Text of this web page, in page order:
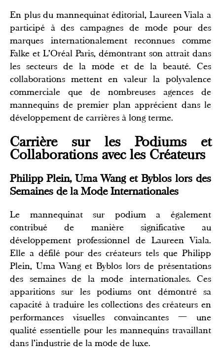
En plus du mannequinat éditorial, Laureen Viala a
participé à des campagnes de mode pour des
marques internationalement reconnues comme
Falke et L'Oréal Paris, démontrant son attrait dans
les secteurs de la mode et de la beauté. Ces
collaborations mettent en valeur la polyvalence
commerciale que de nombreuses agences de
mannequins de premier plan apprécient dans le
développement de carrières à long terme.
Carrière sur les Podiums et
Collaborations avec les Créateurs
Philipp Plein, Uma Wang et Byblos lors des
Semaines de la Mode Internationales
Le mannequinat sur podium a également
contribué de manière significative au
développement professionnel de Laureen Viala.
Elle a défilé pour des créateurs tels que Philipp
Plein, Uma Wang et Byblos lors de présentations
des semaines de la mode internationales. Ces
apparitions sur les podiums ont démontré sa
capacité à traduire les collections des créateurs en
performances visuelles convaincantes — une
qualité essentielle pour les mannequins travaillant
dans l'industrie de la mode de luxe.